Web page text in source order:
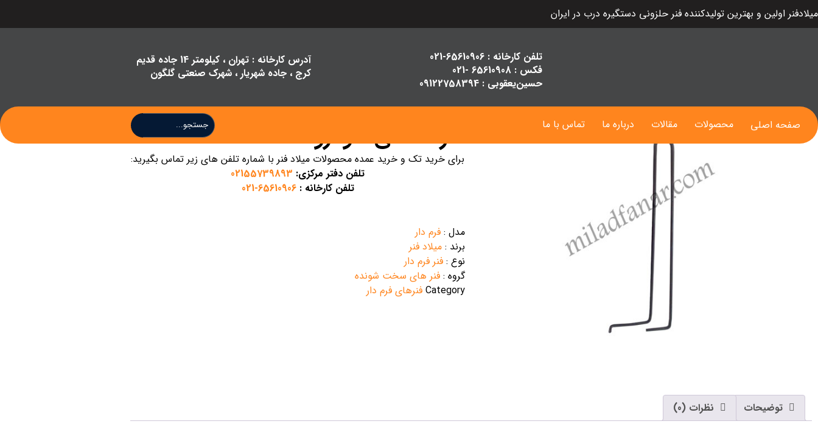
میلادفنر اولین و بهترین تولیدکننده فنر حلزونی دستگیره درب در ایران
تلفن کارخانه : 65610906-021
فکس : 65610908 -021
حسین‌یعقوبی : 09122758394
آدرس کارخانه : تهران ، کیلومتر 14 جاده قدیم
کرج ، جاده شهریار ، شهرک صنعتی گلگون
صفحه اصلی محصولات مقالات درباره ما تماس با ما
محصولات فنر صندلی خودرو
فنر صندلی خودرو
برای خرید تک و خرید عمده محصولات میلاد فنر با شماره تلفن های زیر تماس بگیرید:
تلفن دفتر مرکزی: 02155739893
تلفن کارخانه :65610906-021
مدل : فرم دار
برند : میلاد فنر
نوع : فنر فرم دار
گروه : فنر های سخت شونده
Category فنرهای فرم دار
توضیحات نظرات (0)